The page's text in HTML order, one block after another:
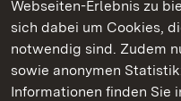
Webseiten-Erlebnis zu
sich dabei um Cookies,
notwendig sind. Zudem
sowie anonymen
Informationen finden Sie
Kommen. Staunen.